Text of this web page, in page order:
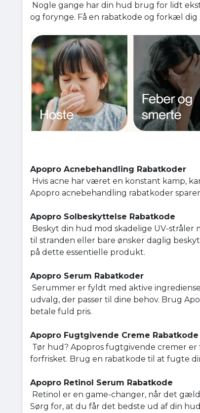
Nogle gange har din hud brug for lidt
og forynge. Få en rabatkode og forkæl
Apopro Acnebehandling Rabatkoder
Hvis acne har været en konstant kamp,
Apopro acnebehandling rabatkoder
Apopro Solbeskyttelse Rabatkode
Beskyt din hud mod skadelige UV-stråler
til stranden eller bare ønsker daglig
på dette essentielle produkt.
Apopro Serum Rabatkoder
Serummer er fyldt med aktive
udvalg, der passer til dine behov. Brug
betale fuld pris.
Apopro Fugtgivende Creme Rabatkode
Tør hud? Apopros fugtgivende cremer
forfrisket. Brug en rabatkode til at fugte
Apopro Retinol Serum Rabatkode
Retinol er en game-changer, når det
Sørg for, at du får det bedste ud af din